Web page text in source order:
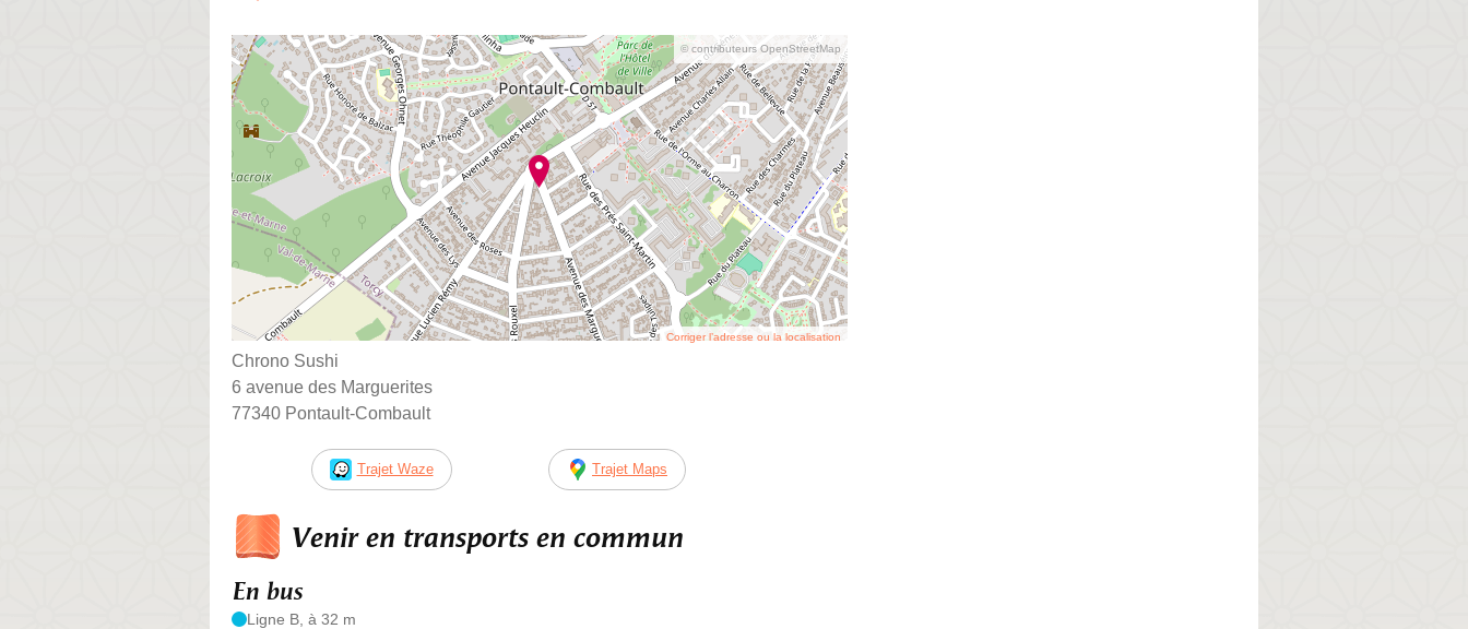
© contributeurs OpenStreetMap
Corriger l’adresse ou la localisation
Chrono Sushi
6 avenue des Marguerites
77340 Pontault-Combault
Trajet Waze Trajet Maps
Venir en transports en commun
En bus
Ligne B, à 32 m